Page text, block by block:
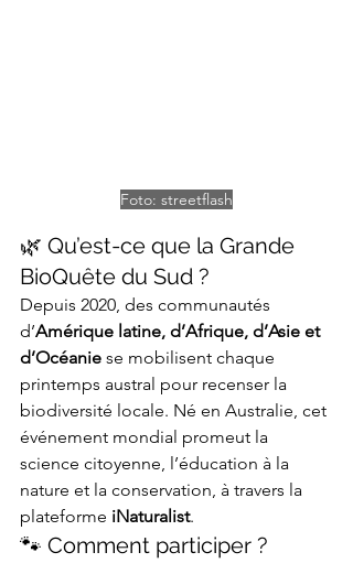
Foto: streetflash
🌿 Qu’est-ce que la Grande
BioQuête du Sud ?
Depuis 2020, des communautés
d’Amérique latine, d’Afrique, d’Asie et
d’Océanie se mobilisent chaque
printemps austral pour recenser la
biodiversité locale. Né en Australie, cet
événement mondial promeut la
science citoyenne, l’éducation à la
nature et la conservation, à travers la
plateforme iNaturalist.
🐾 Comment participer ?